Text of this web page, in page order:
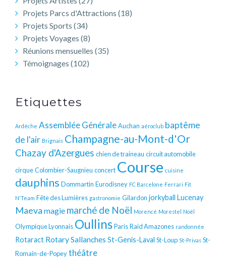
Projets Parcs d'Attractions (18)
Projets Sports (34)
Projets Voyages (8)
Réunions mensuelles (35)
Témoignages (102)
Etiquettes
Ardèche Assemblée GénéraleAuchan aéroclub baptême
de l'air Brignais Champagne-au-Mont-d'Or
Chazay d'Azergues chien de traineau circuit automobile
cirqueColombier-Saugnieu concert Course cuisine
dauphins Dommartin Eurodisney FC Barcelone Ferrari Fit
N'Team Fête des Lumières gastronomie Gilardon jorkyball Lucenay
Maeva magie marché de Noël Morencé Morestel Noël
Olympique Lyonnais OullinsParisRaid Amazones randonnée
Rotaract RotarySallanches St-Genis-Laval St-Loup St-Privas St-
Romain-de-Popeythéâtre